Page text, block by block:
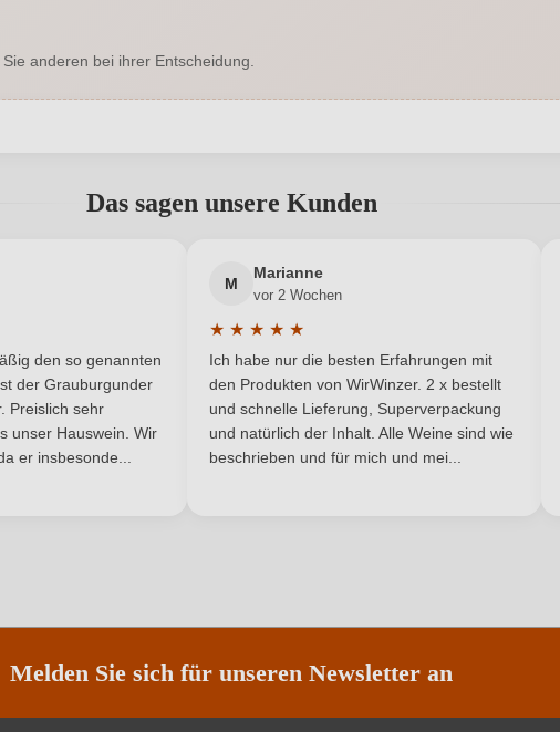
0,75 L Land
Region
Weinart
anderen bei ihrer Entscheidung.
Das sagen unsere Kunden
von 5 von 5 Sternen
den so genannten
der Grauburgunder
Preislich sehr
unser Hauswein. Wir
er insbesonde...
M
Marianne
vor 2 Wochen
★ ★ ★ ★ ★
Durchschnittliche Bewertung von 5 von 5
Ich habe nur die besten Erfahrungen mit
den Produkten von WirWinzer. 2 x bestellt
und schnelle Lieferung, Superverpackung
und natürlich der Inhalt. Alle Weine sind wie
beschrieben und für mich und mei...
Melden Sie sich für unseren Newsletter an